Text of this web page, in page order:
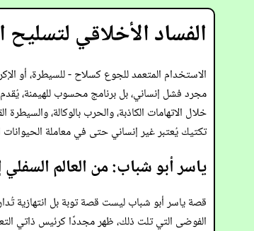
الفساد الأخلاقي
الاستخدام المتعمد للجوع كسلاح - للسيطرة، أو
مجرد فشل إنساني، بل برنامج محسوب للهيمنة،
خلال الاتهامات الكاذبة، والحرب بالوكالة،
تكتيك يُعتبر غير إنساني حتى في معاملة الحيوانات
ياسر أبو شباب: من العالم السفلي
الفوضى التي تلت ذلك، ظهر مجددًا كرئيس ذاتي